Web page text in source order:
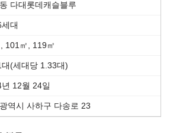
다대롯데캐슬블루
대
101㎡, 119㎡
대(세대당 1.33대)
12월 24일
역시 사하구 다송로 23